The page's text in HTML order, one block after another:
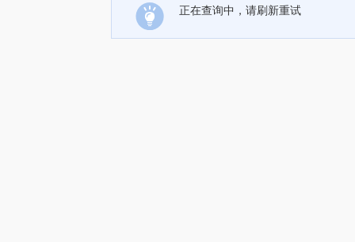
正在查询中，请刷新重试